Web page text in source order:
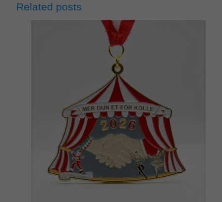
Related posts